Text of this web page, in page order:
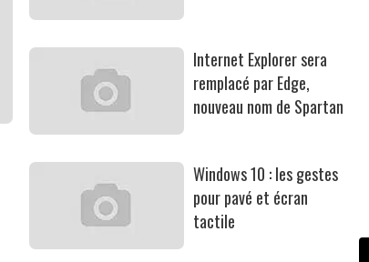
Internet Explorer sera
remplacé par Edge,
nouveau nom de Spartan
Windows 10 : les gestes
pour pavé et écran
tactile